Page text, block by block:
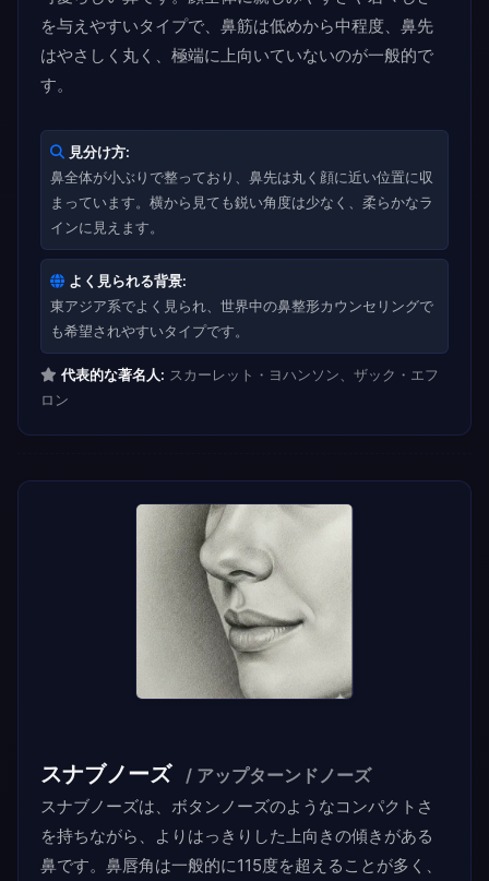
を与えやすいタイプで、鼻筋は低めから中程度、鼻先
はやさしく丸く、極端に上向いていないのが一般的で
す。
見分け方:
鼻全体が小ぶりで整っており、鼻先は丸く顔に近い位置に収
まっています。横から見ても鋭い角度は少なく、柔らかなラ
インに見えます。
よく見られる背景:
東アジア系でよく見られ、世界中の鼻整形カウンセリングで
も希望されやすいタイプです。
代表的な著名人: スカーレット・ヨハンソン、ザック・エフ
ロン
スナブノーズ / アップターンドノーズ
スナブノーズは、ボタンノーズのようなコンパクトさ
を持ちながら、よりはっきりした上向きの傾きがある
鼻です。鼻唇角は一般的に115度を超えることが多く、